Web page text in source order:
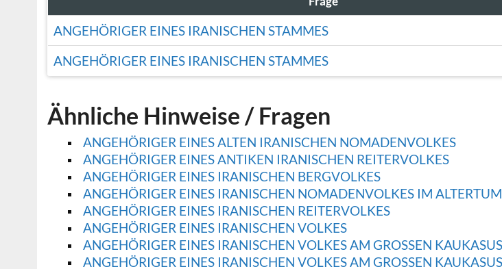
ANGEHÖRIGER EINES IRANISCHEN STAMMES
ANGEHÖRIGER EINES IRANISCHEN STAMMES
Ähnliche Hinweise / Fragen
ANGEHÖRIGER EINES ALTEN IRANISCHEN NOMADENVOLKES
ANGEHÖRIGER EINES ANTIKEN IRANISCHEN REITERVOLKES
ANGEHÖRIGER EINES IRANISCHEN BERGVOLKES
ANGEHÖRIGER EINES IRANISCHEN NOMADENVOLKES IM ALTERTUM
ANGEHÖRIGER EINES IRANISCHEN REITERVOLKES
ANGEHÖRIGER EINES IRANISCHEN VOLKES
ANGEHÖRIGER EINES IRANISCHEN VOLKES AM GROSSEN KAUKASUS
ANGEHÖRIGER EINES IRANISCHEN VOLKES AM GROSSEN KAUKASUS